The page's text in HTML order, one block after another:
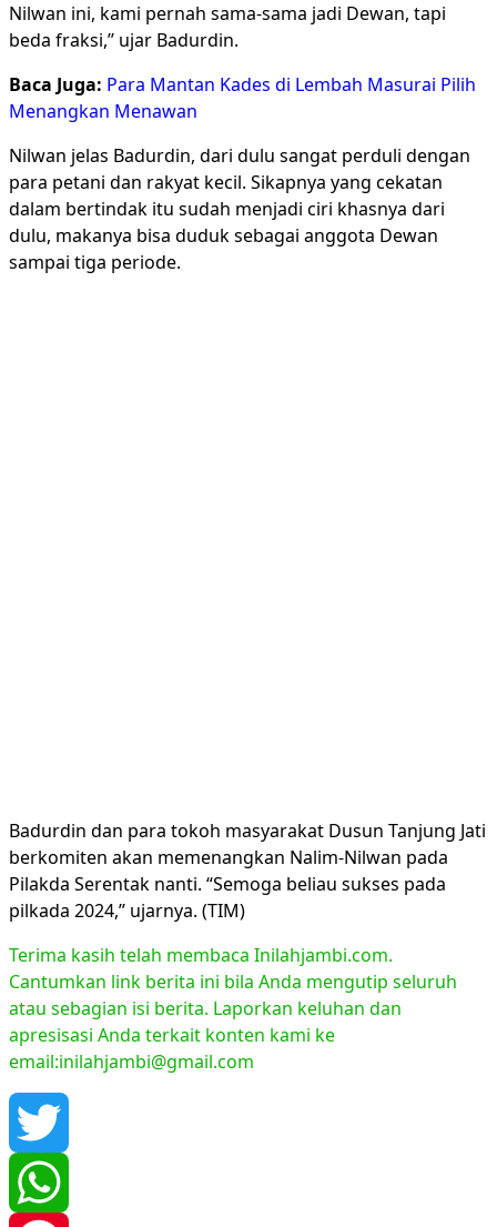
Nilwan ini, kami pernah sama-sama jadi Dewan, tapi
beda fraksi,’’ ujar Badurdin.
Baca Juga: Para Mantan Kades di Lembah Masurai Pilih
Menangkan Menawan
Nilwan jelas Badurdin, dari dulu sangat perduli dengan
para petani dan rakyat kecil. Sikapnya yang cekatan
dalam bertindak itu sudah menjadi ciri khasnya dari
dulu, makanya bisa duduk sebagai anggota Dewan
sampai tiga periode.
Badurdin dan para tokoh masyarakat Dusun Tanjung Jati
berkomiten akan memenangkan Nalim-Nilwan pada
Pilakda Serentak nanti. “Semoga beliau sukses pada
pilkada 2024,’’ ujarnya. (TIM)
Terima kasih telah membaca Inilahjambi.com.
Cantumkan link berita ini bila Anda mengutip seluruh
atau sebagian isi berita. Laporkan keluhan dan
apresisasi Anda terkait konten kami ke
email:inilahjambi@gmail.com
Twitter